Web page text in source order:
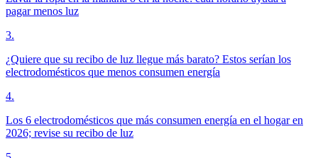
pagar menos luz
3.
¿Quiere que su recibo de luz llegue más barato? Estos serían los
electrodomésticos que menos consumen energía
4.
Los 6 electrodomésticos que más consumen energía en el hogar en
2026; revise su recibo de luz